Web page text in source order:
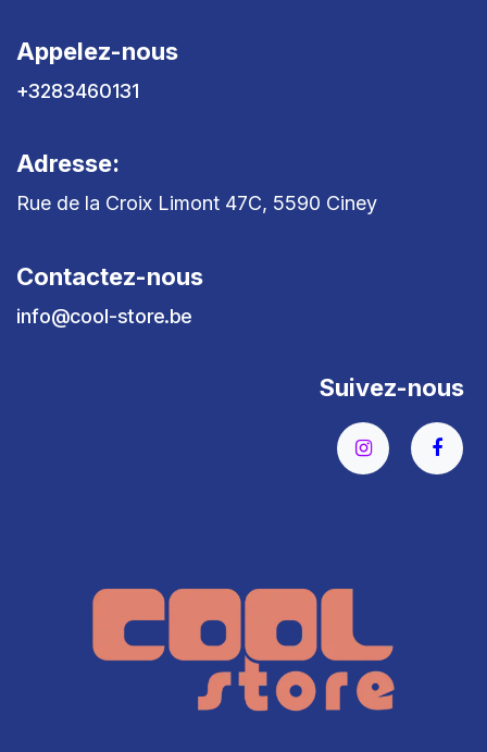
Appelez-nous
+3283460131
Adresse:
Rue de la Croix Limont 47C, 5590 Ciney
Contactez-nous
info@cool-store.be
Suivez-nous